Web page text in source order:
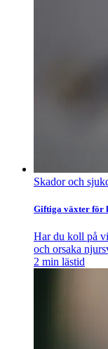
Skador och
Giftiga växter för
Har du koll på
och orsaka
2 min lästid